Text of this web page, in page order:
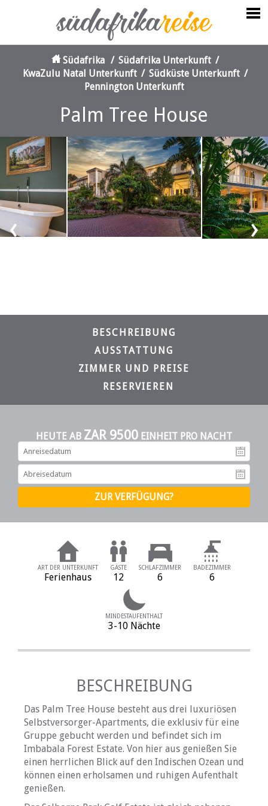
Südafrika / Südafrika Unterkunft /
KwaZulu Natal Unterkunft / Südküste Unterkunft /
Pennington Unterkunft
Palm Tree House
‹ ›
BESCHREIBUNG
AUSSTATTUNG
ZIMMER UND PREISE
RESERVIEREN
HEUTE AB ZAR 9500 EINHEIT PRO NACHT
ART DER UNTERKUNFT
Ferienhaus
GÄSTE
12
SCHLAFZIMMER
6
BADEZIMMER
6
MINDESTAUFENTHALT
3-10 Nächte
BESCHREIBUNG
Das Palm Tree House besteht aus drei luxuriösen
Selbstversorger-Apartments, die exklusiv für eine
Gruppe gebucht werden und befindet sich im
Imbabala Forest Estate. Von hier aus genießen Sie
einen herrlichen Blick auf den Indischen Ozean und
können einen erholsamen und ruhigen Aufenthalt
genießen.